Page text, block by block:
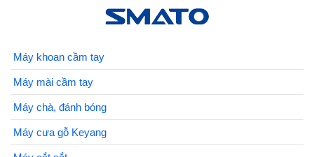
Máy khoan cầm tay
Máy mài cầm tay
Máy chà, đánh bóng
Máy cưa gỗ Keyang